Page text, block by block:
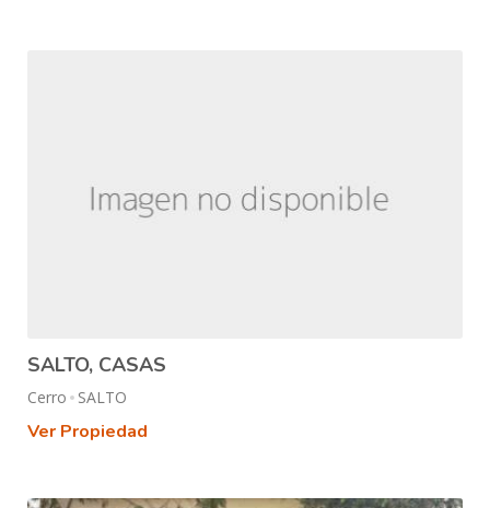
SALTO, CASAS
Cerro SALTO
Ver Propiedad